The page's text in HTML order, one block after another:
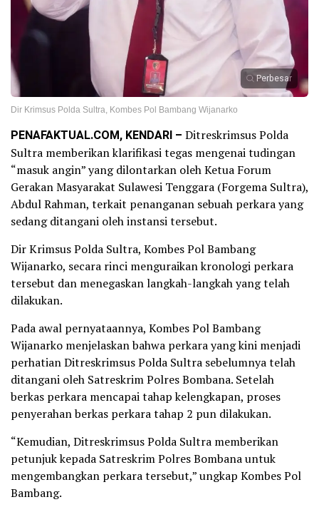
Perbesar
Dir Krimsus Polda Sultra, Kombes Pol Bambang Wijanarko
PENAFAKTUAL.COM, KENDARI – Ditreskrimsus Polda
Sultra memberikan klarifikasi tegas mengenai tudingan
“masuk angin” yang dilontarkan oleh Ketua Forum
Gerakan Masyarakat Sulawesi Tenggara (Forgema Sultra),
Abdul Rahman, terkait penanganan sebuah perkara yang
sedang ditangani oleh instansi tersebut.
Dir Krimsus Polda Sultra, Kombes Pol Bambang
Wijanarko, secara rinci menguraikan kronologi perkara
tersebut dan menegaskan langkah-langkah yang telah
dilakukan.
Pada awal pernyataannya, Kombes Pol Bambang
Wijanarko menjelaskan bahwa perkara yang kini menjadi
perhatian Ditreskrimsus Polda Sultra sebelumnya telah
ditangani oleh Satreskrim Polres Bombana. Setelah
berkas perkara mencapai tahap kelengkapan, proses
penyerahan berkas perkara tahap 2 pun dilakukan.
“Kemudian, Ditreskrimsus Polda Sultra memberikan
petunjuk kepada Satreskrim Polres Bombana untuk
mengembangkan perkara tersebut,” ungkap Kombes Pol
Bambang.